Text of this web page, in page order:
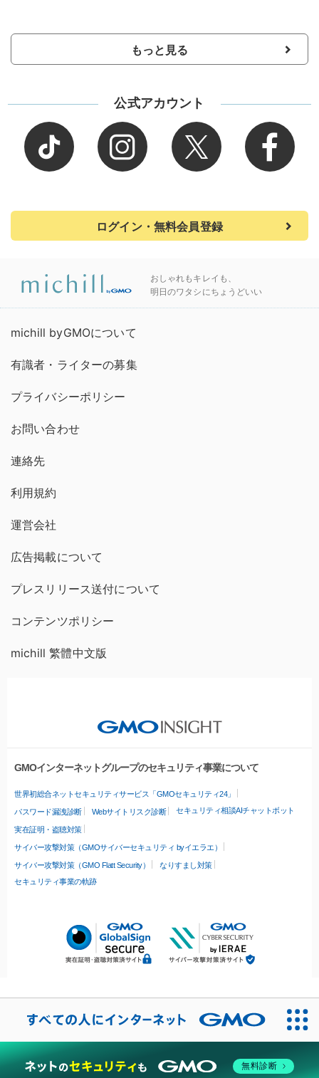
もっと見る
公式アカウント
ログイン・無料会員登録
おしゃれもキレイも、
明日のワタシにちょうどいい
michill byGMOについて
有識者・ライターの募集
プライバシーポリシー
お問い合わせ
連絡先
利用規約
運営会社
広告掲載について
プレスリリース送付について
コンテンツポリシー
michill 繁體中文版
GMOインターネットグループのセキュリティ事業について
世界初総合ネットセキュリティサービス「GMOセキュリティ24」
パスワード漏洩診断 Webサイトリスク診断 セキュリティ相談AIチャットボット
実在証明・盗聴対策
サイバー攻撃対策（GMOサイバーセキュリティ byイエラエ）
サイバー攻撃対策（GMO Flatt Security）
なりすまし対策
セキュリティ事業の軌跡
無料診断